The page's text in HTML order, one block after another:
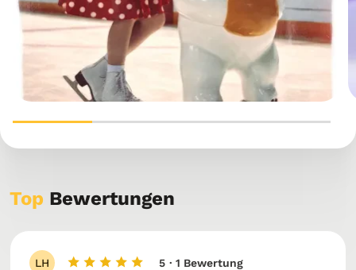
Top Bewertungen
LH 5 · 1 Bewertung